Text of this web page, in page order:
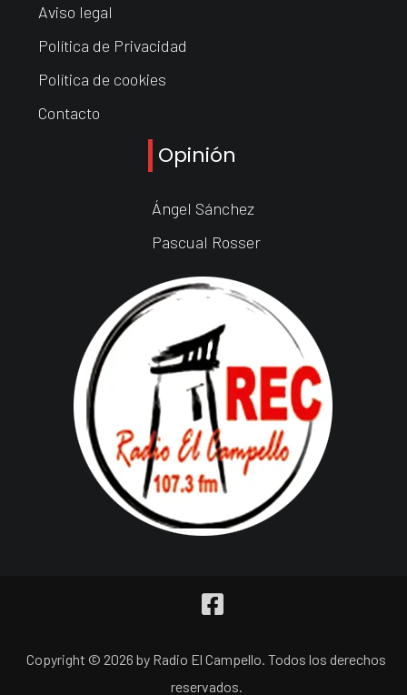
Aviso legal
Política de Privacidad
Política de cookies
Contacto
Opinión
Ángel Sánchez
Pascual Rosser
Copyright © 2026 by Radio El Campello. Todos los derechos
reservados.